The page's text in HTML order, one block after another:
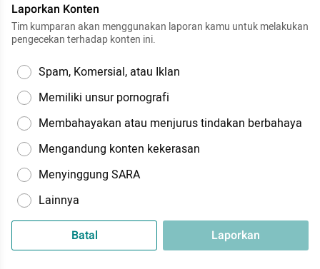
Laporkan Konten
Tim kumparan akan menggunakan laporan kamu untuk melakukan
pengecekan terhadap konten ini.
Spam, Komersial, atau Iklan
Memiliki unsur pornografi
Membahayakan atau menjurus tindakan berbahaya
Mengandung konten kekerasan
Menyinggung SARA
Lainnya
Batal Laporkan